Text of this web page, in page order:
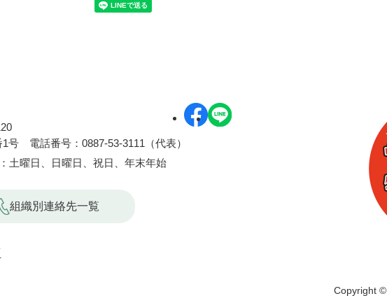
1号
電話番号：0887-53-3111（代表）
土曜日、日曜日、祝日、年末年始
組織別連絡先一覧
Copyright